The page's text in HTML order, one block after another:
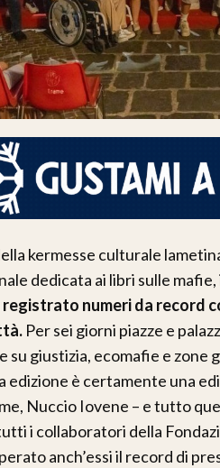
kermesse culturale
dedicata ai libri sulle
numeri da record
Per sei giorni piazze e
giustizia, ecomafie e zone
edizione è certamente una
Nuccio Iovene – e tutto
i collaboratori della
anch’essi il record di